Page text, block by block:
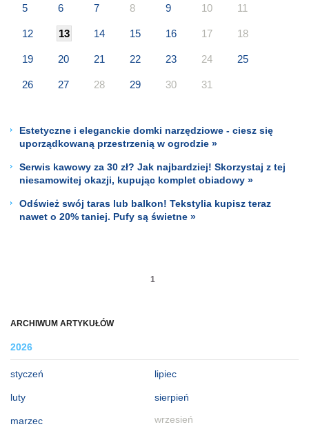
ARCHIWUM ARTYKUŁÓW
2026
styczeń
luty
marzec
lipiec
sierpień
wrzesień
5 6 7 8 9 10 11
12 13 14 15 16 17 18
19 20 21 22 23 24 25
26 27 28 29 30 31
Estetyczne i eleganckie domki narzędziowe - ciesz się
uporządkowaną przestrzenią w ogrodzie »
Serwis kawowy za 30 zł? Jak najbardziej! Skorzystaj z tej
niesamowitej okazji, kupując komplet obiadowy »
Odśwież swój taras lub balkon! Tekstylia kupisz teraz
nawet o 20% taniej. Pufy są świetne »
1